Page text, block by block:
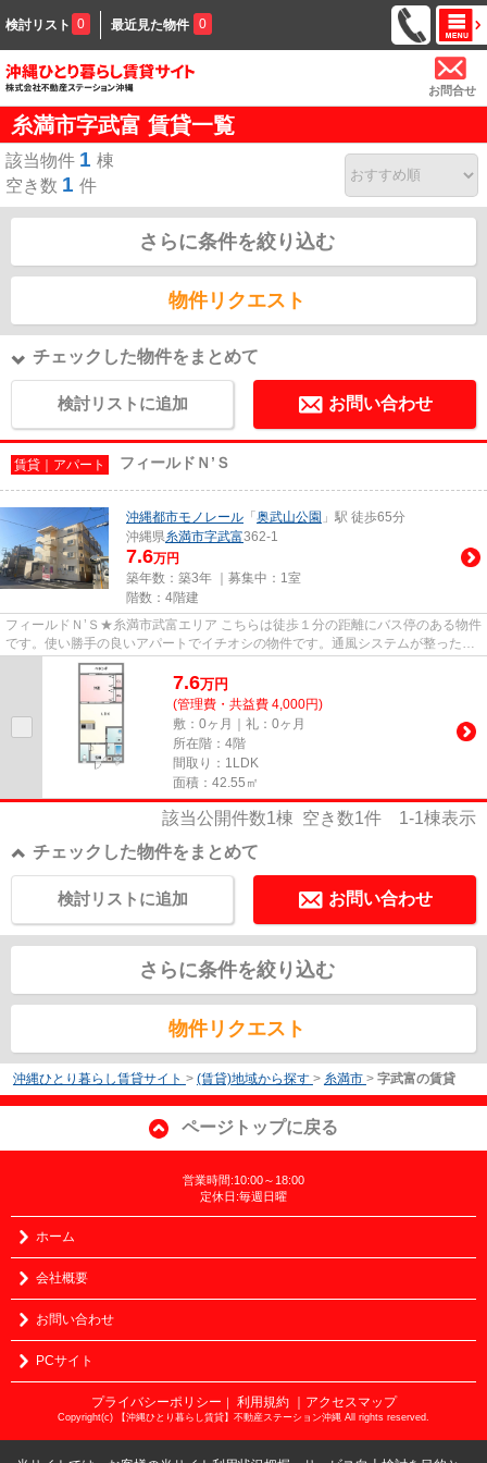
検討リスト 0 最近見た物件 0
お問合せ
糸満市字武富 賃貸一覧
該当物件 1 棟
空き数 1 件
さらに条件を絞り込む
物件リクエスト
チェックした物件をまとめて
検討リストに追加 お問い合わせ
賃貸｜アパート フィールドＮ’Ｓ
沖縄都市モノレール 「 奥武山公園 」駅 徒歩65分
沖縄県糸満市字武富362-1
7.6万円
築年数：築3年 ｜募集中： 1室
階数：4階建
フィールドＮ’Ｓ★糸満市武富エリア こちらは徒歩１分の距離にバス停のある物件
です。使い勝手の良いアパートでイチオシの物件です。通風システムが整った換
気がしやすい物件です。落ち...
7.6万円
(管理費・共益費 4,000円)
敷：0ヶ月｜礼：0ヶ月
所在階：4階
間取り：1LDK
面積：42.55㎡
該当公開件数1棟 空き数1件 1-1棟表示
チェックした物件をまとめて
お問い合わせ
検討リストに追加
さらに条件を絞り込む
物件リクエスト
沖縄ひとり暮らし賃貸サイト > (賃貸)地域から探す > 糸満市 > 字武富の賃貸
ページトップに戻る
営業時間:10:00～18:00
定休日:毎週日曜
ホーム
会社概要
お問い合わせ
PCサイト
プライバシーポリシー ｜ 利用規約 ｜アクセスマップ
Copyright(c) 【沖縄ひとり暮らし賃貸】不動産ステーション沖縄 All rights reserved.